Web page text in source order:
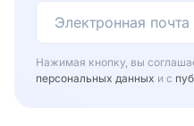
Нажимая кнопку, вы
персональных данных и с